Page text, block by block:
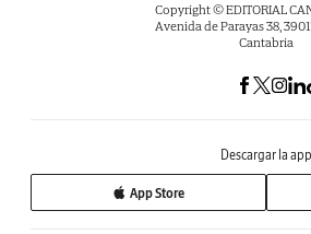
Copyright © EDITORIAL
Avenida de Parayas 38,
Cantabria
Descargar la app
App Store